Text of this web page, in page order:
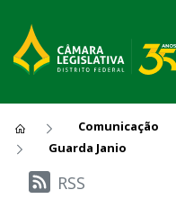
Comunicação
Guarda Janio
Últimas
RSS